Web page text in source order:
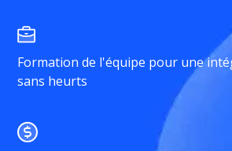
Formation de l'équipe pour une
sans heurts